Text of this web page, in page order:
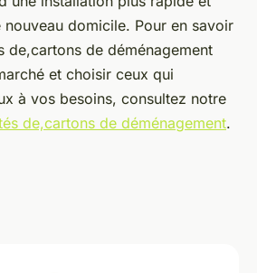
domicile. Pour en savoir
de,cartons de déménagement
et choisir ceux qui
à vos besoins, consultez notre
de,cartons de déménagement.